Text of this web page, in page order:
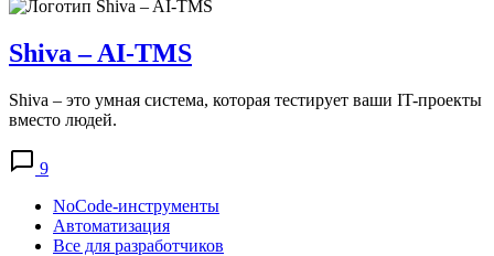
Shiva – AI-TMS
Shiva – это умная система, которая тестирует ваши IT-проекты
вместо людей.
9
NoCode-инструменты
Автоматизация
Все для разработчиков